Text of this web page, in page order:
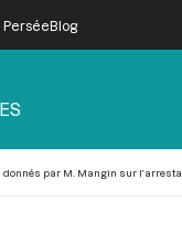
PerséeBlog
donnés par M. Mangin sur